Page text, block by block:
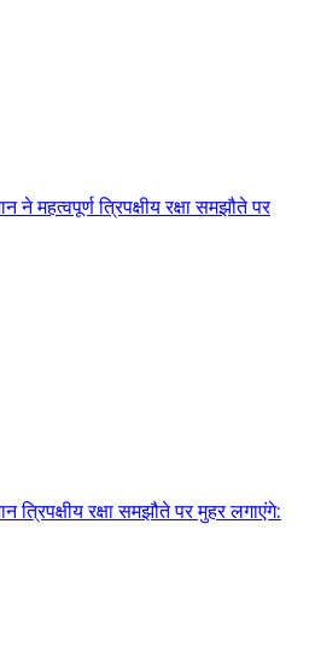
महत्वपूर्ण त्रिपक्षीय रक्षा समझौते पर
रक्षा समझौते पर मुहर लगाएंगे: